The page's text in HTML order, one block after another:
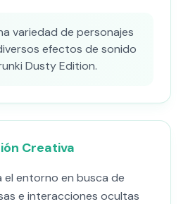
variedad de personajes
efectos de sonido
Dusty Edition.
Creativa
el entorno en busca de
e interacciones ocultas